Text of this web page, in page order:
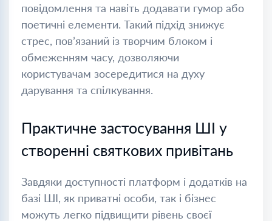
повідомлення та навіть додавати гумор або
поетичні елементи. Такий підхід знижує
стрес, пов’язаний із творчим блоком і
обмеженням часу, дозволяючи
користувачам зосередитися на духу
дарування та спілкування.
Практичне застосування ШІ у
створенні святкових привітань
Завдяки доступності платформ і додатків на
базі ШІ, як приватні особи, так і бізнес
можуть легко підвищити рівень своєї